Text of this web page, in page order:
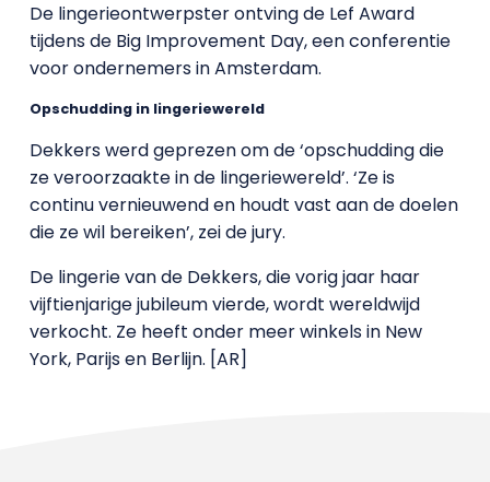
De lingerieontwerpster ontving de Lef Award
tijdens de Big Improvement Day, een conferentie
voor ondernemers in Amsterdam.
Opschudding in lingeriewereld
Dekkers werd geprezen om de ‘opschudding die
ze veroorzaakte in de lingeriewereld’. ‘Ze is
continu vernieuwend en houdt vast aan de doelen
die ze wil bereiken’, zei de jury.
De lingerie van de Dekkers, die vorig jaar haar
vijftienjarige jubileum vierde, wordt wereldwijd
verkocht. Ze heeft onder meer winkels in New
York, Parijs en Berlijn. [AR]